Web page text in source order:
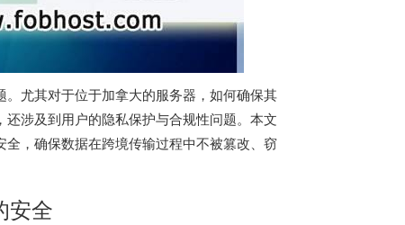
尤其对于位于加拿大的服务器，如何确保其
涉及到用户的隐私保护与合规性问题。本文
，确保数据在跨境传输过程中不被篡改、窃
安全